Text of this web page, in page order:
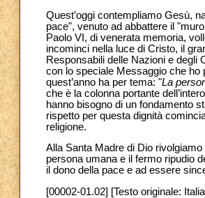
Quest’oggi contempliamo Gesù,
pace", venuto ad abbattere il
Paolo VI, di venerata memoria,
incominci nella luce di Cristo, il
Responsabili delle Nazioni e degli
con lo speciale Messaggio che ho
quest’anno ha per tema: "La
che è la colonna portante
hanno bisogno di un fondamento
rispetto per questa dignità
religione.
Alla Santa Madre di Dio
persona umana e il fermo ripudio
il dono della pace e ad essere
[00002-01.02] [Testo originale: